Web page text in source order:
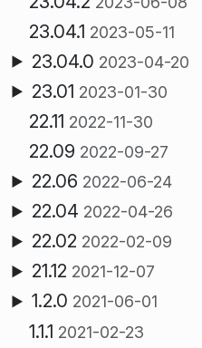
23.04.1 2023-05-11
23.04.0 2023-04-20
23.01 2023-01-30
22.11 2022-11-30
22.09 2022-09-27
22.06 2022-06-24
22.04 2022-04-26
22.02 2022-02-09
21.12 2021-12-07
1.2.0 2021-06-01
1.1.1 2021-02-23